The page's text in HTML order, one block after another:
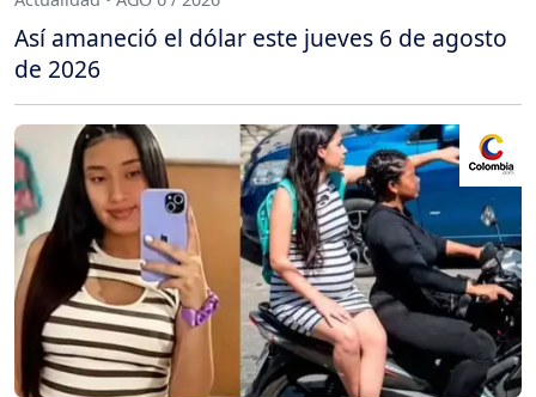
Así amaneció el dólar este jueves 6 de agosto
de 2026